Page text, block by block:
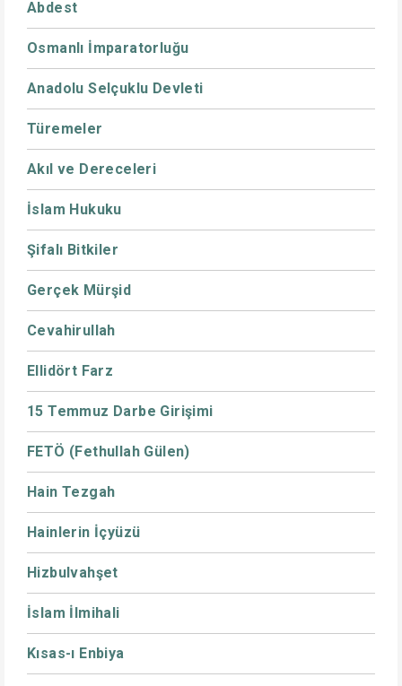
Abdest
Osmanlı İmparatorluğu
Anadolu Selçuklu Devleti
Türemeler
Akıl ve Dereceleri
İslam Hukuku
Şifalı Bitkiler
Gerçek Mürşid
Cevahirullah
Ellidört Farz
15 Temmuz Darbe Girişimi
FETÖ (Fethullah Gülen)
Hain Tezgah
Hainlerin İçyüzü
Hizbulvahşet
İslam İlmihali
Kısas-ı Enbiya